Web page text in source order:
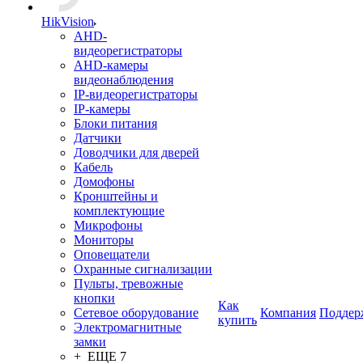
HikVision
AHD-
видеорегистраторы
AHD-камеры
видеонаблюдения
IP-видеорегистраторы
IP-камеры
Блоки питания
Датчики
Доводчики для дверей
Кабель
Домофоны
Кронштейны и
комплектующие
Микрофоны
Мониторы
Оповещатели
Охранные сигнализации
Пульты, тревожные
кнопки
Сетевое оборудование
Электромагнитные
замки
+ ЕЩЕ 7
Как
купить
Компания